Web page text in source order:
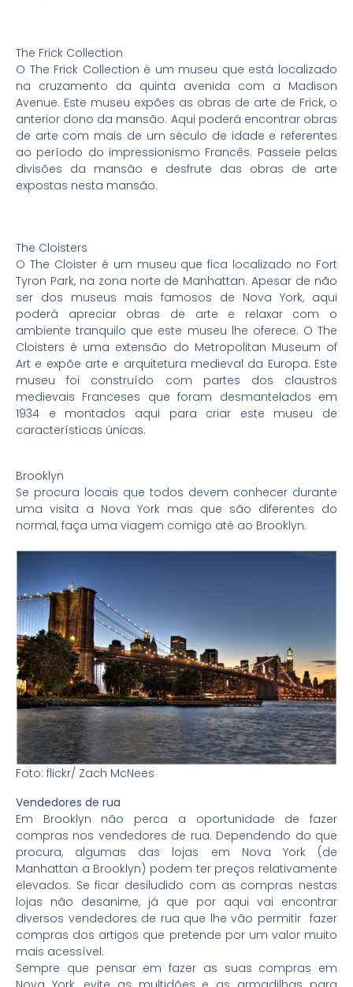
The Frick Collection
O The Frick Collection é um museu que está localizado
na cruzamento da quinta avenida com a Madison
Avenue. Este museu expões as obras de arte de Frick, o
anterior dono da mansão. Aqui poderá encontrar obras
de arte com mais de um século de idade e referentes
ao período do impressionismo Francês. Passeie pelas
divisões da mansão e desfrute das obras de arte
expostas nesta mansão.
The Cloisters
O The Cloister é um museu que fica localizado no Fort
Tyron Park, na zona norte de Manhattan. Apesar de não
ser dos museus mais famosos de Nova York, aqui
poderá apreciar obras de arte e relaxar com o
ambiente tranquilo que este museu lhe oferece. O The
Cloisters é uma extensão do Metropolitan Museum of
Art e expõe arte e arquitetura medieval da Europa. Este
museu foi construído com partes dos claustros
medievais Franceses que foram desmantelados em
1934 e montados aqui para criar este museu de
características únicas.
Brooklyn
Se procura locais que todos devem conhecer durante
uma visita a Nova York mas que são diferentes do
normal, faça uma viagem comigo até ao Brooklyn.
Foto: flickr/ Zach McNees
Vendedores de rua
Em Brooklyn não perca a oportunidade de fazer
compras nos vendedores de rua. Dependendo do que
procura, algumas das lojas em Nova York (de
Manhattan a Brooklyn) podem ter preços relativamente
elevados. Se ficar desiludido com as compras nestas
lojas não desanime, já que por aqui vai encontrar
diversos vendedores de rua que lhe vão permitir fazer
compras dos artigos que pretende por um valor muito
mais acessível.
Sempre que pensar em fazer as suas compras em